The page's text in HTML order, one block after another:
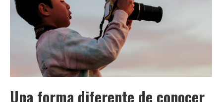
Una forma diferente de conocer